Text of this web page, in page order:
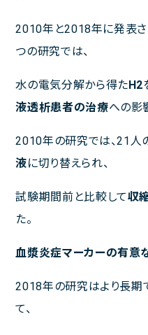
2010年と2018年に発表
つの研究では、
水の電気分解から得たH2
液透析患者の治療への影
2010年の研究では、21人
液に切り替えられ、
試験期間前と比較して収
た。
血漿炎症マーカーの有意
2018年の研究はより長期
て、